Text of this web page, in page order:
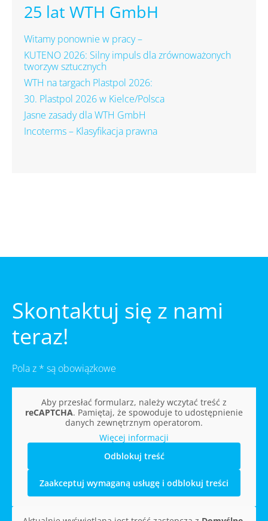
25 lat WTH GmbH
Witamy ponownie w pracy –
KUTENO 2026: Silny impuls dla zrównoważonych
tworzyw sztucznych
WTH na targach Plastpol 2026:
30. Plastpol 2026 w Kielce/Polsca
Jasne zasady dla WTH GmbH
Incoterms – Klasyfikacja prawna
Skontaktuj się z nami
teraz!
Pola z * są obowiązkowe
Aby przesłać formularz, należy wczytać treść z
reCAPTCHA. Pamiętaj, że spowoduje to udostępnienie
danych zewnętrznym operatorom.
Więcej informacji
Odblokuj treść
Zaakceptuj wymaganą usługę i odblokuj treści